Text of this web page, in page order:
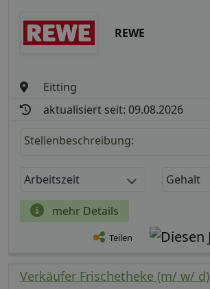
REWE
Eitting
aktualisiert seit: 09.08.2026
Stellenbeschreibung:
Arbeitszeit Gehalt
mehr Details
Teilen
Verkäufer Frischetheke (m/ w/ d)